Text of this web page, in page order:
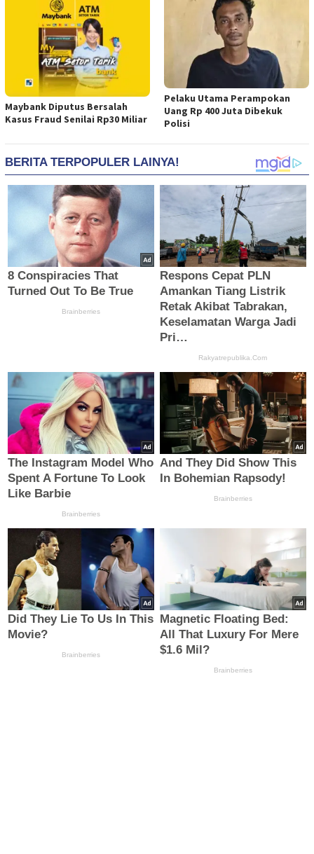
Maybank Diputus Bersalah
Kasus Fraud Senilai Rp30 Miliar
Pelaku Utama Perampokan
Uang Rp 400 Juta Dibekuk
Polisi